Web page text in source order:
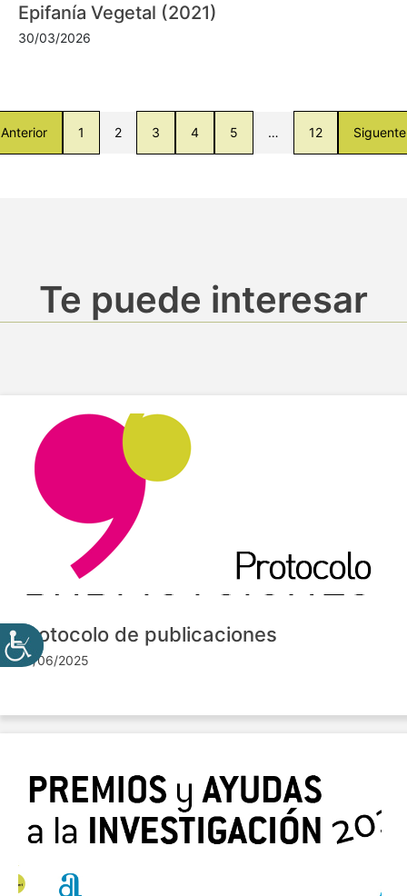
Epifanía Vegetal (2021)
30/03/2026
Anterior 1 2 3 4 5 … 12 Siguente
Te puede interesar
Protocolo de publicaciones
10/06/2025